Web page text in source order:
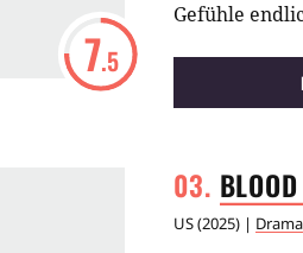
7.5
Gefühle
US(2025) | Drama